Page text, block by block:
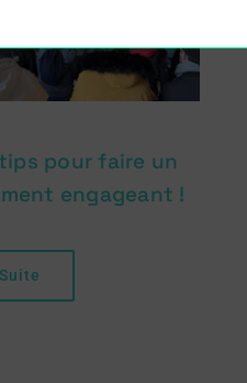
pour faire un
engageant !